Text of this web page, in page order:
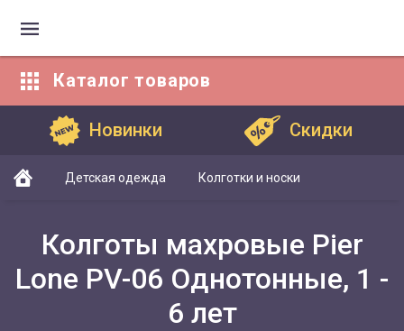
Каталог товаров
Новинки Скидки
Детская одежда Колготки и носки
Колготы махровые Pier
Lone PV-06 Однотонные, 1 -
6 лет